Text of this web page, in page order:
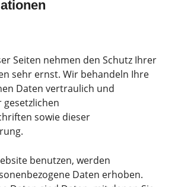
Seiten nehmen den Schutz Ihrer
sehr ernst. Wir behandeln Ihre
Daten vertraulich und
sowie dieser
benutzen, werden
Daten erhoben.